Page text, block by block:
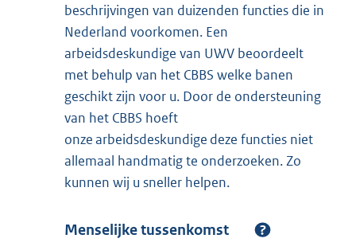
beschrijvingen van duizenden functies die in
Nederland voorkomen. Een
arbeidsdeskundige van UWV beoordeelt
met behulp van het CBBS welke banen
geschikt zijn voor u. Door de ondersteuning
van het CBBS hoeft
onze arbeidsdeskundige deze functies niet
allemaal handmatig te onderzoeken. Zo
kunnen wij u sneller helpen.
Menselijke tussenkomst